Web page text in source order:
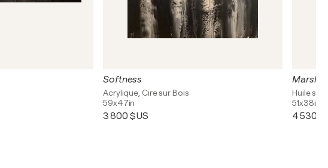
Softness
Acrylique, Cire sur Bois
59x47in
3 800 $US
Huile sur
51x38in
4 530